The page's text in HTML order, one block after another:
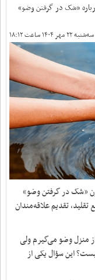
«شک در گرفتن وضو»
سه‌شنبه ۲۲ مهر ۱۴۰۴ ساعت ۱۸:۱۲
«شک در گرفتن وضو»
تقلید، تقدیم علاقه‌مندان
منزل وضو می‌گیرم ولی
این سؤال یکی از